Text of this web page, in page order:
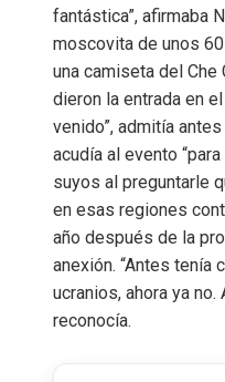
fantástica”, afirmaba
moscovita de unos
una camiseta del Che
dieron la entrada en
venido”, admitía
acudía al evento
suyos al preguntarle
en esas regiones
año después de la
anexión. “Antes tenía
ucranios, ahora ya no.
reconocía.